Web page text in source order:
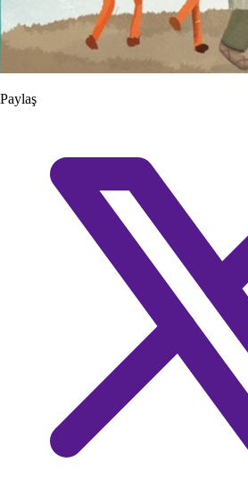
Paylaş